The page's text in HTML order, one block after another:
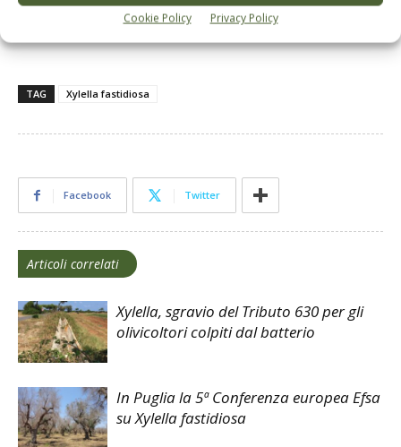
Cookie Policy Privacy Policy
ambientale) a tecnici, olivicoltori e a tutti gli operatori della
TAG Xylella fastidiosa
Facebook Twitter
Articoli correlati
Xylella, sgravio del Tributo 630 per gli
olivicoltori colpiti dal batterio
In Puglia la 5ª Conferenza europea Efsa
su Xylella fastidiosa